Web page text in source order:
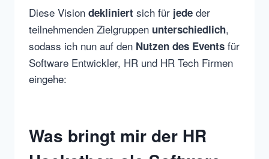
Diese Vision dekliniert sich für jede der
teilnehmenden Zielgruppen unterschiedlich,
sodass ich nun auf den Nutzen des Events für
Software Entwickler, HR und HR Tech Firmen
eingehe:
Was bringt mir der HR